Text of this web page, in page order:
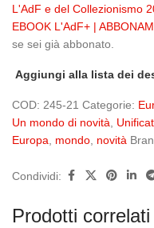
L'AdF e del Collezionismo
EBOOK L'AdF+ |
se sei già abbonato.
Aggiungi alla lista dei
COD: 245-21 Categorie:
Un mondo di novità,
Europa, mondo, novità
Condividi:
Prodotti correlati